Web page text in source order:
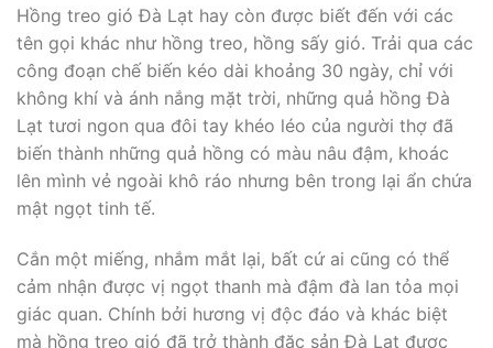
Hồng treo gió Đà Lạt hay còn được biết đến với các
tên gọi khác như hồng treo, hồng sấy gió. Trải qua các
công đoạn chế biến kéo dài khoảng 30 ngày, chỉ với
không khí và ánh nắng mặt trời, những quả hồng Đà
Lạt tươi ngon qua đôi tay khéo léo của người thợ đã
biến thành những quả hồng có màu nâu đậm, khoác
lên mình vẻ ngoài khô ráo nhưng bên trong lại ẩn chứa
mật ngọt tinh tế.
Cắn một miếng, nhắm mắt lại, bất cứ ai cũng có thể
cảm nhận được vị ngọt thanh mà đậm đà lan tỏa mọi
giác quan. Chính bởi hương vị độc đáo và khác biệt
mà hồng treo gió đã trở thành đặc sản Đà Lạt được